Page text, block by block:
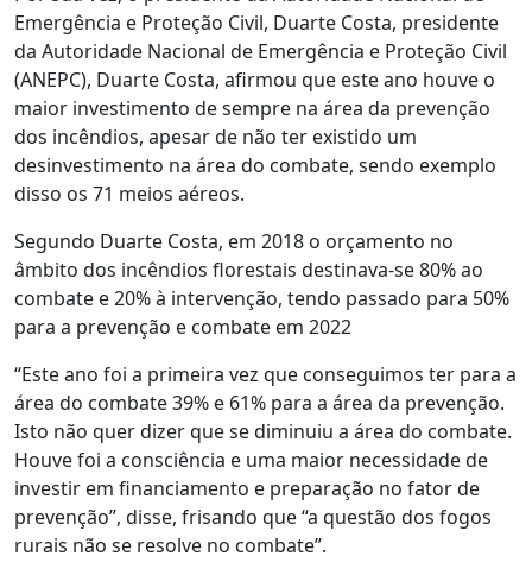
Emergência e Proteção Civil, Duarte Costa, presidente
da Autoridade Nacional de Emergência e Proteção Civil
(ANEPC), Duarte Costa, afirmou que este ano houve o
maior investimento de sempre na área da prevenção
dos incêndios, apesar de não ter existido um
desinvestimento na área do combate, sendo exemplo
disso os 71 meios aéreos.
Segundo Duarte Costa, em 2018 o orçamento no
âmbito dos incêndios florestais destinava-se 80% ao
combate e 20% à intervenção, tendo passado para 50%
para a prevenção e combate em 2022
“Este ano foi a primeira vez que conseguimos ter para a
área do combate 39% e 61% para a área da prevenção.
Isto não quer dizer que se diminuiu a área do combate.
Houve foi a consciência e uma maior necessidade de
investir em financiamento e preparação no fator de
prevenção”, disse, frisando que “a questão dos fogos
rurais não se resolve no combate”.